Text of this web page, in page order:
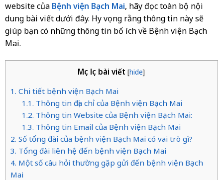
website của Bệnh viện Bạch Mai, hãy đọc toàn bộ nội
dung bài viết dưới đây. Hy vọng rằng thông tin này sẽ
giúp bạn có những thông tin bổ ích về Bệnh viện Bạch
Mai.
Mục lục bài viết [hide]
1. Chi tiết bệnh viện Bạch Mai
1.1. Thông tin địa chỉ của Bệnh viện Bạch Mai
1.2. Thông tin Website của Bệnh viện Bạch Mai:
1.3. Thông tin Email của Bệnh viện Bạch Mai
2. Số tổng đài của bệnh viện Bạch Mai có vai trò gì?
3. Tổng đài liên hệ đến bệnh viện Bạch Mai
4. Một số câu hỏi thường gặp gửi đến bệnh viện Bạch
Mai